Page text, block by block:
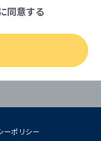
同意する
ーポリシー